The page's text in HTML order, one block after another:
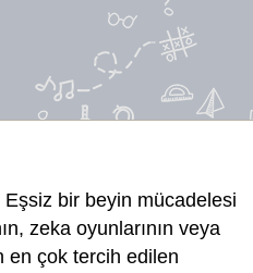
bir beyin mücadelesi
zeka oyunlarının veya
en çok tercih edilen